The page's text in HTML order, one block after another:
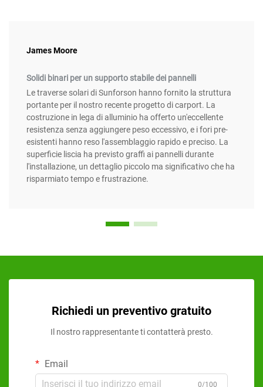
James Moore
Solidi binari per un supporto stabile dei pannelli
Le traverse solari di Sunforson hanno fornito la struttura
portante per il nostro recente progetto di carport. La
costruzione in lega di alluminio ha offerto un'eccellente
resistenza senza aggiungere peso eccessivo, e i fori pre-
esistenti hanno reso l'assemblaggio rapido e preciso. La
superficie liscia ha previsto graffi ai pannelli durante
l'installazione, un dettaglio piccolo ma significativo che ha
risparmiato tempo e frustrazione.
Richiedi un preventivo gratuito
Il nostro rappresentante ti contatterà presto.
Email
0/100